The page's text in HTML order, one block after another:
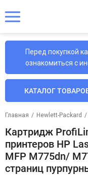
Перед покупкой
ознакомиться с
КАТАЛОГ
Главная / Hewlett-Packard /
Картридж
принтеров HP
MFP M775dn/
страниц